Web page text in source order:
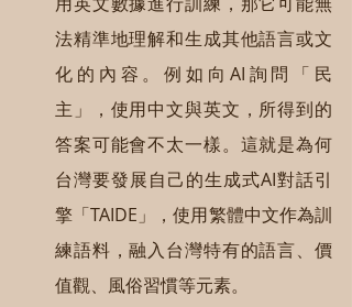
法精準地理解和生成其他語言或文
化的內容。例如向AI詢問「民
主」，使用中文與英文，所得到的
答案可能會不太一樣。這就是為何
台灣要發展自己的生成式AI對話引
擎「TAIDE」，使用繁體中文作為訓
練語料，融入台灣特有的語言、價
值觀、風俗習慣等元素。